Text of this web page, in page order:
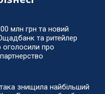
млн грн та новий
та ритейлер
оголосили про
знищила найбільший